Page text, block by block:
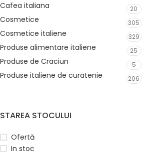
Cafea italiana 20
Cosmetice 305
Cosmetice italiene 329
Produse alimentare italiene 25
Produse de Craciun 5
Produse italiene de curatenie 206
STAREA STOCULUI
Ofertă
In stoc